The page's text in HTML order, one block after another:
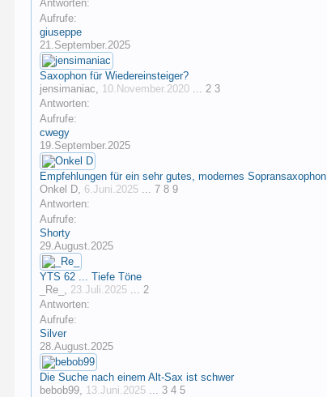
Antworten:
Aufrufe:
giuseppe
21.September.2025
Saxophon für Wiedereinsteiger?
jensimaniac, 10.November.2020 ... 2 3
Antworten:
Aufrufe:
cwegy
19.September.2025
Empfehlungen für ein sehr gutes, modernes Sopransaxophon
Onkel D, 6.Juni.2025 ... 7 8 9
Antworten:
Aufrufe:
Shorty
29.August.2025
YTS 62 ... Tiefe Töne
_Re_ , 23.Juli.2025 ... 2
Antworten:
Aufrufe:
Silver
28.August.2025
Die Suche nach einem Alt-Sax ist schwer
bebob99, 13.Juni.2025 ... 3 4 5